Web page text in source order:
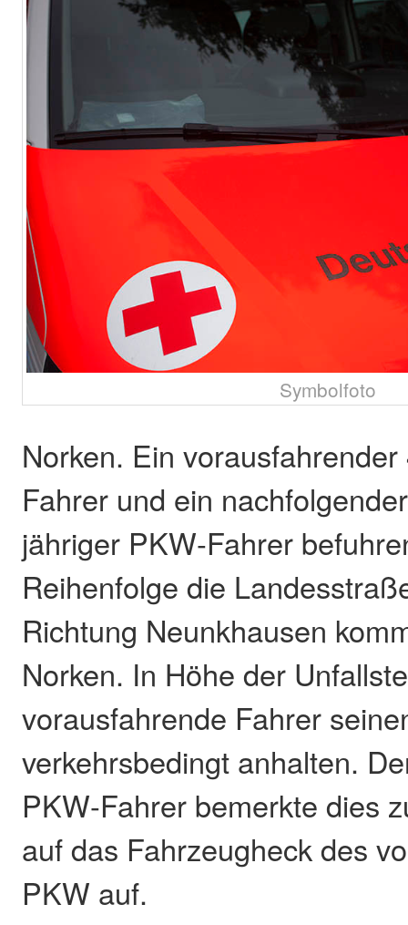
Symbolfoto
Norken. Ein
Fahrer und ein
jähriger PKW-Fahrer
Reihenfolge die
Richtung Neunkhausen
Norken. In Höhe der
vorausfahrende Fahrer
verkehrsbedingt anhalten.
PKW-Fahrer bemerkte dies
auf das Fahrzeugheck des
PKW auf.